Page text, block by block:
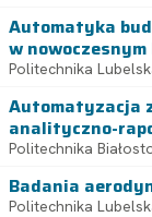
Automatyka
w
Politechnika
Automatyzacja
analityczno-
Politechnika
Badania
Politechnika